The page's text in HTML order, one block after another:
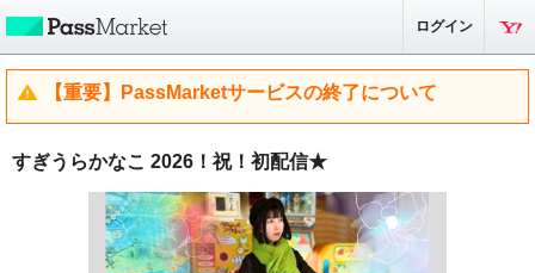
ログイン
【重要】PassMarketサービスの終了について
すぎうらかなこ 2026！祝！初配信★